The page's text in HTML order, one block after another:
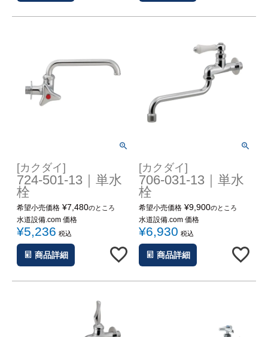
[カクダイ]
724-501-13｜単水
栓
希望小売価格 ¥7,480のところ
水道設備.com 価格
¥5,236 税込
商品詳細
[カクダイ]
706-031-13｜単水
栓
希望小売価格 ¥9,900のところ
水道設備.com 価格
¥6,930 税込
商品詳細